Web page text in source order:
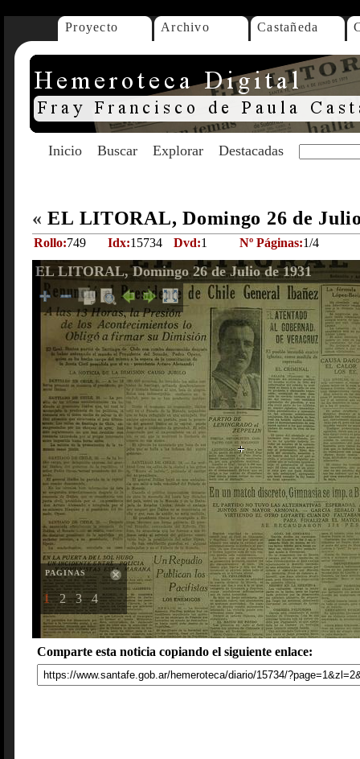
Proyecto Archivo Castañeda
Inicio Buscar Explorar Destacadas
« EL LITORAL, Domingo 26 de
Rollo:749 Idx:15734 Dvd:1 Nº Páginas:1/4
EL LITORAL, Domingo 26 de Julio de 1931
PAGINAS
1 2 3 4
Comparte esta noticia copiando el siguiente enlace: